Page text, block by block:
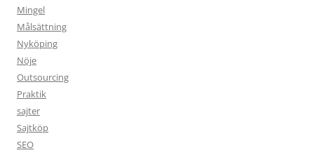
Mingel
Målsättning
Nyköping
Nöje
Outsourcing
Praktik
sajter
Sajtköp
SEO